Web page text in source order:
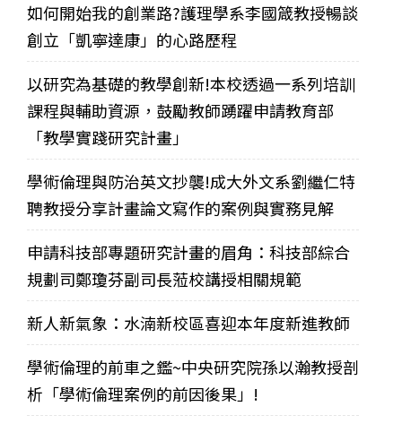
如何開始我的創業路?護理學系李國箴教授暢談
創立「凱寧達康」的心路歷程
以研究為基礎的教學創新!本校透過一系列培訓
課程與輔助資源，鼓勵教師踴躍申請教育部
「教學實踐研究計畫」
學術倫理與防治英文抄襲!成大外文系劉繼仁特
聘教授分享計畫論文寫作的案例與實務見解
申請科技部專題研究計畫的眉角：科技部綜合
規劃司鄭瓊芬副司長蒞校講授相關規範
新人新氣象：水湳新校區喜迎本年度新進教師
學術倫理的前車之鑑~中央研究院孫以瀚教授剖
析「學術倫理案例的前因後果」!